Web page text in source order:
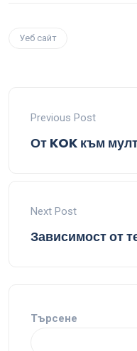
Уеб сайт
Previous Post
От KOK към
Next Post
Зависимост от
Търсене